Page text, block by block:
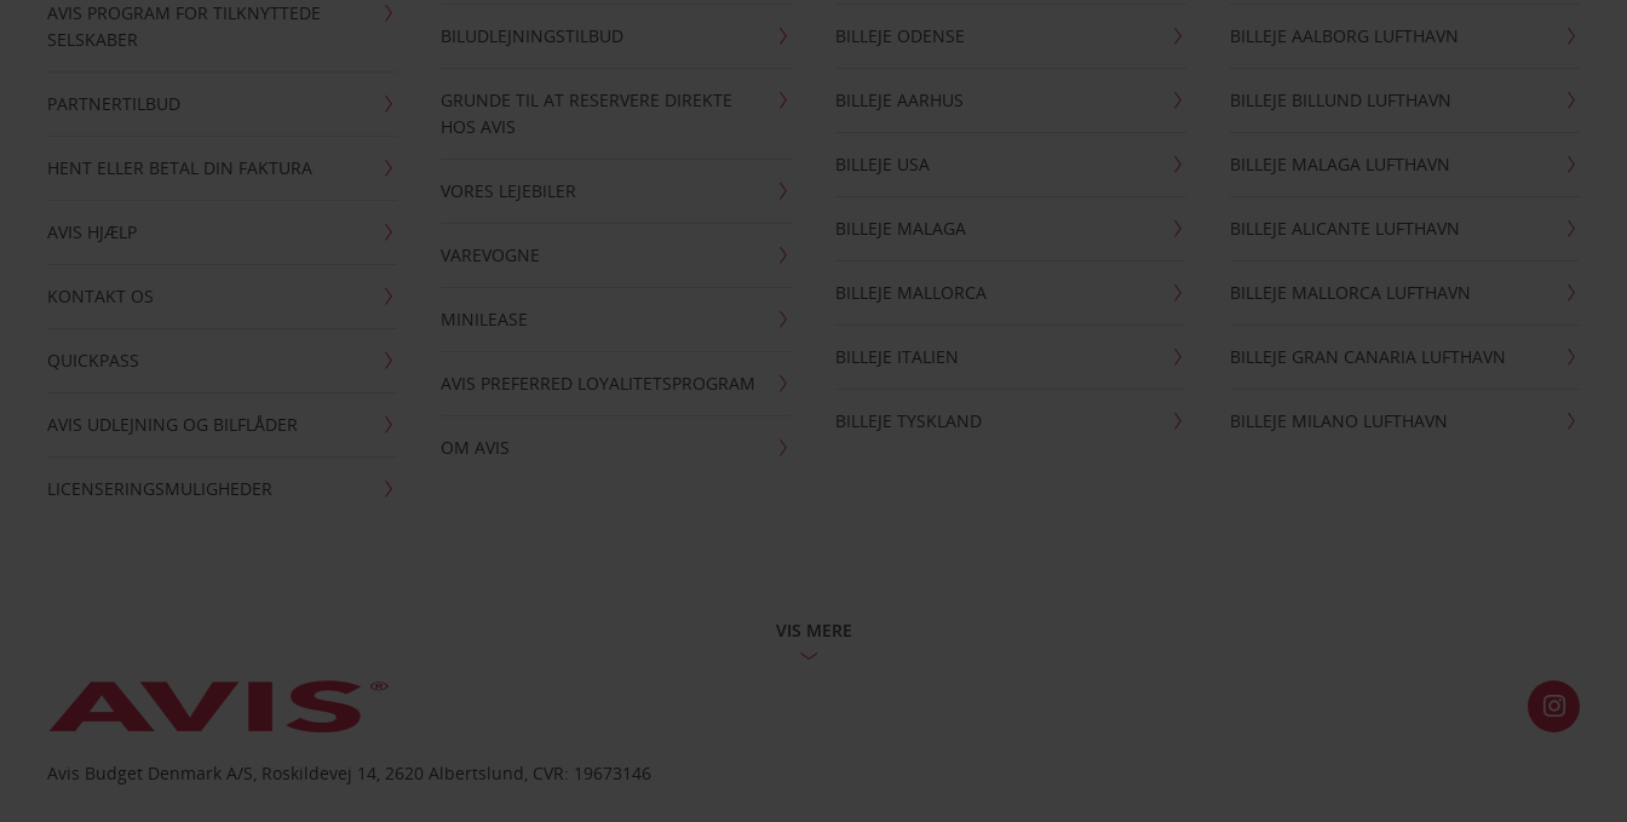
AVIS PROGRAM FOR TILKNYTTEDE
SELSKABER
PARTNERTILBUD
HENT ELLER BETAL DIN FAKTURA
AVIS HJÆLP
KONTAKT OS
QUICKPASS
AVIS UDLEJNING OG BILFLÅDER
LICENSERINGSMULIGHEDER
BILUDLEJNINGSTILBUD
GRUNDE TIL AT RESERVERE DIREKTE
HOS AVIS
VORES LEJEBILER
VAREVOGNE
MINILEASE
AVIS PREFERRED LOYALITETSPROGRAM
OM AVIS
BILLEJE ODENSE
BILLEJE AARHUS
BILLEJE USA
BILLEJE MALAGA
BILLEJE MALLORCA
BILLEJE ITALIEN
BILLEJE TYSKLAND
BILLEJE AALBORG LUFTHAVN
BILLEJE BILLUND LUFTHAVN
BILLEJE MALAGA LUFTHAVN
BILLEJE ALICANTE LUFTHAVN
BILLEJE MALLORCA LUFTHAVN
BILLEJE GRAN CANARIA LUFTHAVN
BILLEJE MILANO LUFTHAVN
VIS MERE
Avis Budget Denmark A/S, Roskildevej 14, 2620 Albertslund, CVR: 19673146